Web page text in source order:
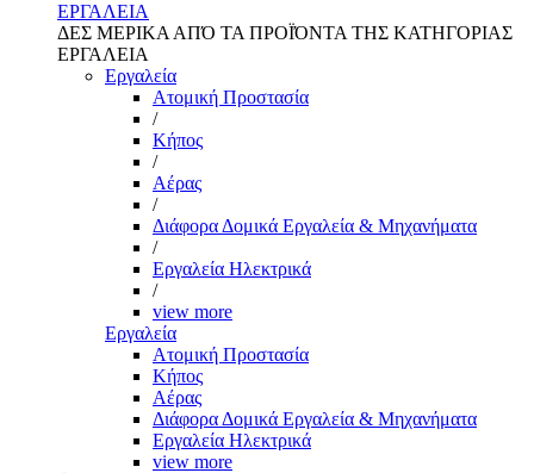
ΕΡΓΑΛΕΙΑ
ΔΕΣ ΜΕΡΙΚΑ ΑΠΌ ΤΑ ΠΡΟΪΌΝΤΑ ΤΗΣ ΚΑΤΗΓΟΡΙΑΣ
ΕΡΓΑΛΕΙΑ
Εργαλεία
Aτομική Προστασία
/
Kήπος
/
Αέρας
/
Διάφορα Δομικά Εργαλεία & Μηχανήματα
/
Εργαλεία Ηλεκτρικά
/
view more
Εργαλεία
Aτομική Προστασία
Kήπος
Αέρας
Διάφορα Δομικά Εργαλεία & Μηχανήματα
Εργαλεία Ηλεκτρικά
view more